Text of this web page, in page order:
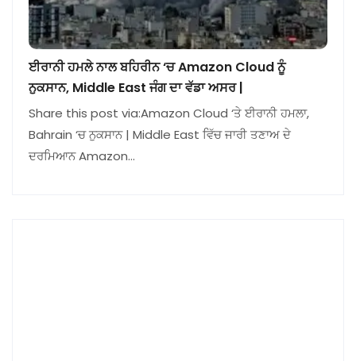
ਈਰਾਨੀ ਹਮਲੇ ਨਾਲ ਬਹਿਰੀਨ ‘ਚ Amazon Cloud ਨੂੰ
ਨੁਕਸਾਨ, Middle East ਜੰਗ ਦਾ ਵੱਡਾ ਅਸਰ |
Share this post via:Amazon Cloud ‘ਤੇ ਈਰਾਨੀ ਹਮਲਾ,
Bahrain ‘ਚ ਨੁਕਸਾਨ | Middle East ਵਿੱਚ ਜਾਰੀ ਤਣਾਅ ਦੇ
ਦਰਮਿਆਨ Amazon…